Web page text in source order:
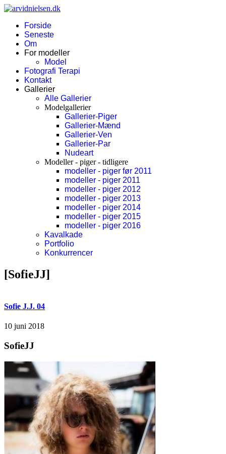
Forside
Seneste
Om
For modeller
Model
Fotografi Terapi
Kontakt
Gallerier
Alle Gallerier
Modelgallerier
Gallerier-Piger
Gallerier-Mænd
Gallerier-Ven
Gallerier-Par
Nudeart
Modeller - piger - tidligere
modeller - piger før 2011
modeller - piger 2011
modeller - piger 2012
modeller - piger 2013
modeller - piger 2014
modeller - piger 2015
modeller - piger 2016
Kavalkade
Portfolio
Konkurrencer
[SofieJJ]
Sofie J.J. 04
10 juni 2018
SofieJJ